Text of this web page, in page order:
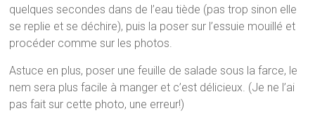
quelques secondes dans de l’eau tiède (pas trop sinon elle
se replie et se déchire), puis la poser sur l’essuie mouillé et
procéder comme sur les photos.
Astuce en plus, poser une feuille de salade sous la farce, le
nem sera plus facile à manger et c’est délicieux. (Je ne l’ai
pas fait sur cette photo, une erreur!)